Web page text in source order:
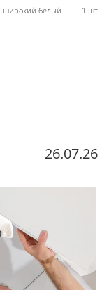
широкий белый
1 шт
26.07.26